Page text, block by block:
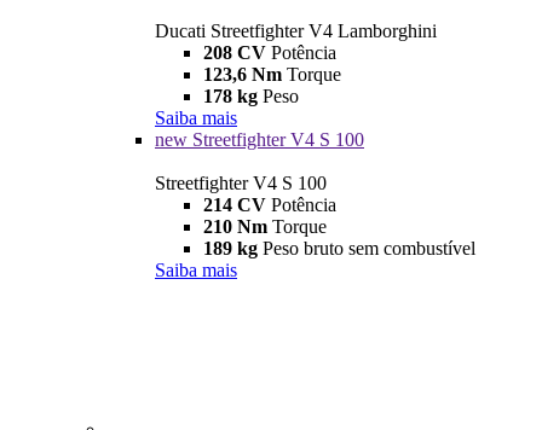
Ducati Streetfighter V4 Lamborghini
208 CV Potência
123,6 Nm Torque
178 kg Peso
Saiba mais
new Streetfighter V4 S 100
Streetfighter V4 S 100
214 CV Potência
210 Nm Torque
189 kg Peso bruto sem combustível
Saiba mais